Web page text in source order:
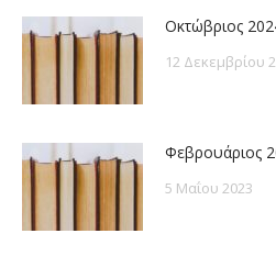
Οκτώβριος
12 Δεκεμβρίου
Φεβρουάριος
5 Μαΐου 2023